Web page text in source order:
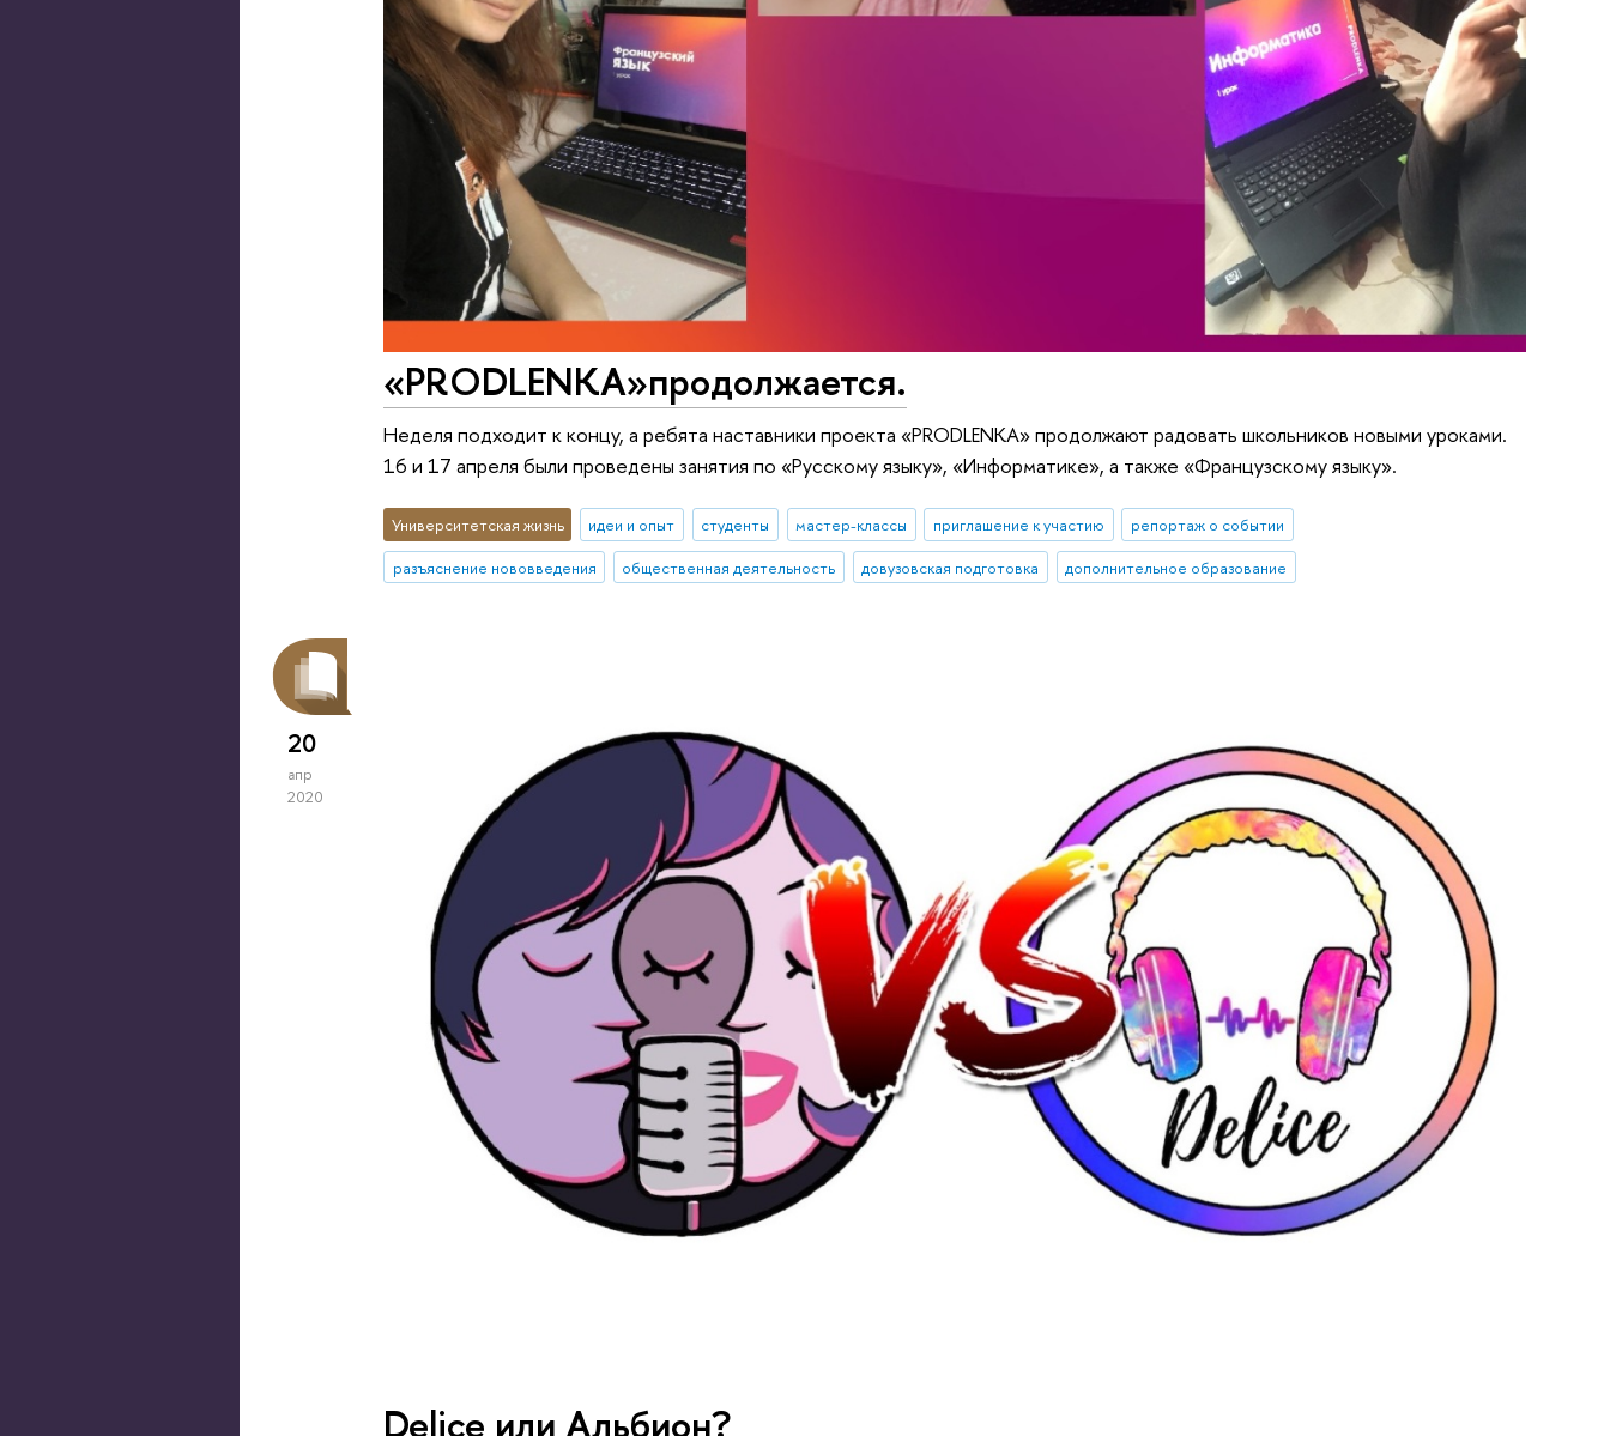
«PRODLENKA»продолжается.
Неделя подходит к концу, а ребята наставники проекта «PRODLENKA» продолжают радовать школьников новыми уроками.
16 и 17 апреля были проведены занятия по «Русскому языку», «Информатике», а также «Французскому языку».
Университетская жизнь идеи и опыт студенты мастер-классы приглашение к участию
репортаж о событии
разъяснение нововведения
общественная деятельность довузовская подготовка дополнительное образование
20
апр
2020
Delice или Альбион?